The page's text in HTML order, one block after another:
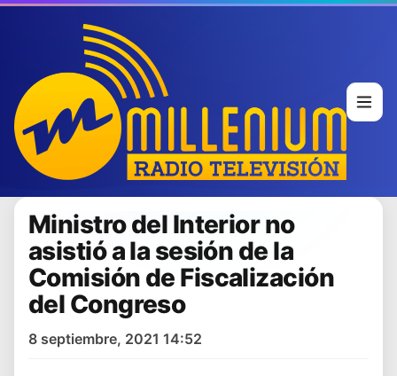
Ministro del Interior no
asistió a la sesión de la
Comisión de Fiscalización
del Congreso
8 septiembre, 2021 14:52